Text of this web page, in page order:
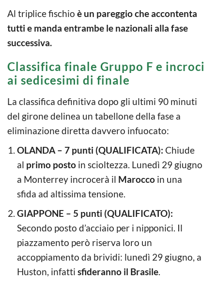
Al triplice fischio è un pareggio che accontenta
tutti e manda entrambe le nazionali alla fase
successiva.
Classifica finale Gruppo F e incroci
ai sedicesimi di finale
La classifica definitiva dopo gli ultimi 90 minuti
del girone delinea un tabellone della fase a
eliminazione diretta davvero infuocato:
OLANDA – 7 punti (QUALIFICATA): Chiude
al primo posto in scioltezza. Lunedì 29 giugno
a Monterrey incrocerà il Marocco in una
sfida ad altissima tensione.
GIAPPONE – 5 punti (QUALIFICATO):
Secondo posto d’acciaio per i nipponici. Il
piazzamento però riserva loro un
accoppiamento da brividi: lunedì 29 giugno, a
Huston, infatti sfideranno il Brasile.